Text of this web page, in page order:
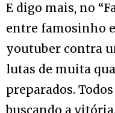
E digo mais, no
entre famosinho
youtuber contra
lutas de muita
preparados.
buscando a